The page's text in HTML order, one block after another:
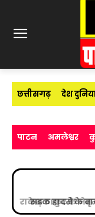
छत्तीसगढ़ देश
पाटन अमलेश्वर
सड़क हादसे के